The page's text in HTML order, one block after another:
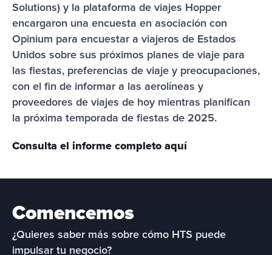
Solutions) y la plataforma de viajes Hopper
encargaron una encuesta en asociación con
Opinium para encuestar a viajeros de Estados
Unidos sobre sus próximos planes de viaje para
las fiestas, preferencias de viaje y preocupaciones,
con el fin de informar a las aerolíneas y
proveedores de viajes de hoy mientras planifican
la próxima temporada de fiestas de 2025.
Consulta el informe completo aquí
Comencemos
¿Quieres saber más sobre cómo HTS puede
impulsar tu negocio?